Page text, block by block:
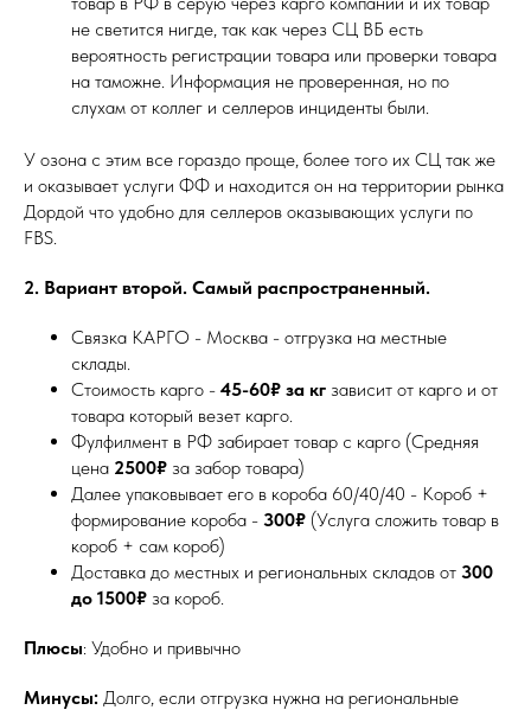
не светится нигде, так как через СЦ ВБ есть
вероятность регистрации товара или проверки товара
на таможне. Информация не проверенная, но по
слухам от коллег и селлеров инциденты были.
У озона с этим все гораздо проще, более того их СЦ так же
и оказывает услуги ФФ и находится он на территории рынка
Дордой что удобно для селлеров оказывающих услуги по
FBS.
2. Вариант второй. Самый распространенный.
Связка КАРГО - Москва - отгрузка на местные
склады.
Стоимость карго - 45-60₽ за кг зависит от карго и от
товара который везет карго.
Фулфилмент в РФ забирает товар с карго (Средняя
цена 2500₽ за забор товара)
Далее упаковывает его в короба 60/40/40 - Короб +
формирование короба - 300₽ (Услуга сложить товар в
короб + сам короб)
Доставка до местных и региональных складов от 300
до 1500₽ за короб.
Плюсы: Удобно и привычно
Минусы: Долго, если отгрузка нужна на региональные